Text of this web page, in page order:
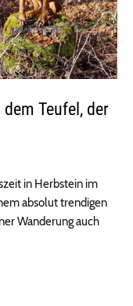
Teufel, der
in Herbstein im
absolut trendigen
Wanderung auch